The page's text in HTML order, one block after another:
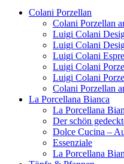
Colani Porzellan
Colani Porzellan
Luigi Colani
Luigi Colani
Luigi Colani
Luigi Colani
Luigi Colani
Colani Porzellan
La Porcellana Bianca
La Porcellana
Der schön
Dolce Cucina –
Essenziale
La Porcellana